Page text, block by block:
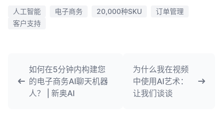
人工智能 电子商务 20,000种SKU
订单管理
客户支持
如何在5分钟内构建您
的电子商务AI聊天机器
人？ | 新奥AI
为什么我在视频
中使用AI艺术：
让我们谈谈